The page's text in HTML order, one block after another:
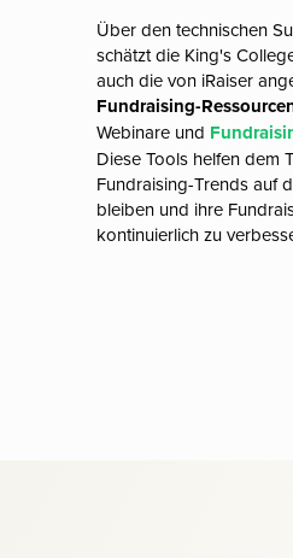
Über den technischen
schätzt die King's
auch die von iRaiser
Fundraising-
Webinare und
Diese Tools helfen dem
Fundraising-Trends auf
bleiben und ihre
kontinuierlich zu